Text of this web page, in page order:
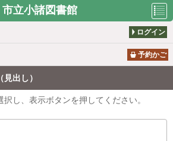
市立小諸図書館
新着案内
貸出の多い
予約の多い
所蔵一覧
ログイン
予約かご
出し）
し、表示ボタンを押してください。